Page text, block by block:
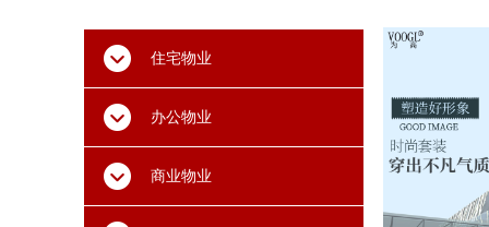
住宅物业
办公物业
商业物业